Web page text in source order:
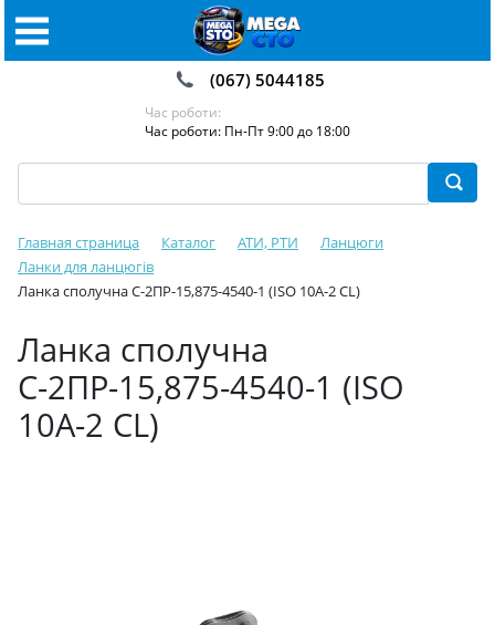
(067) 5044185
Час роботи:
Час роботи: Пн-Пт 9:00 до 18:00
Главная страница Каталог АТИ, РТИ
Ланцюги
Ланки для ланцюгів
Ланка сполучна С-2ПР-15,875-4540-1 (ISO 10A-2 CL)
Ланка сполучна
С-2ПР-15,875-4540-1 (ISO
10A-2 CL)